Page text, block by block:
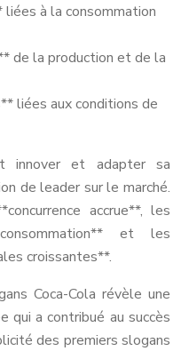
à la consommation
de la production et de la
liées aux conditions de
innover et adapter sa
de leader sur le marché.
accrue**, les
et les
croissantes**.
Coca-Cola révèle une
qui a contribué au succès
des premiers slogans